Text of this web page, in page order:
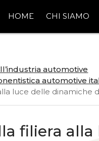
HOME CHI SIAMO
automotive
automotive
luce delle dinamiche
filiera